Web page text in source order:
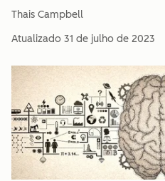
Thais Campbell
Atualizado 31 de julho de 2023